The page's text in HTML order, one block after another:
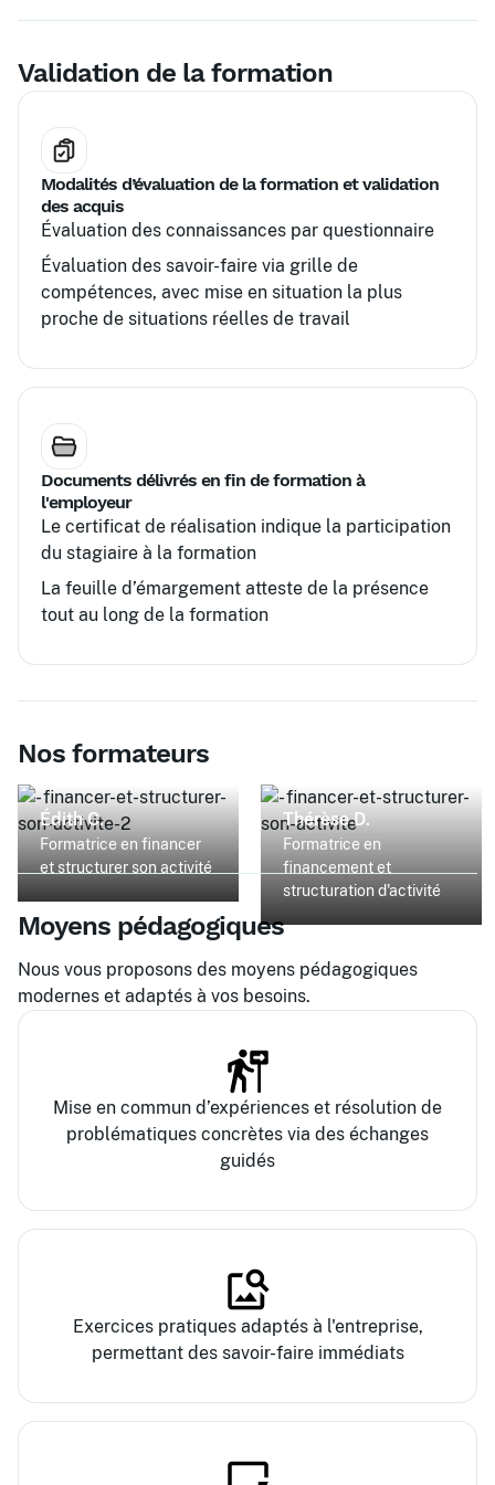
Validation de la formation
Modalités d’évaluation de la formation et validation
des acquis
Évaluation des connaissances par questionnaire
Évaluation des savoir-faire via grille de
compétences, avec mise en situation la plus
proche de situations réelles de travail
Documents délivrés en fin de formation à
l'employeur
Le certificat de réalisation indique la participation
du stagiaire à la formation
La feuille d’émargement atteste de la présence
tout au long de la formation
Nos formateurs
Édith C.
Formatrice en financer
et structurer son activité
Thérèse D.
Formatrice en
financement et
structuration d'activité
Moyens pédagogiques
Nous vous proposons des moyens pédagogiques
modernes et adaptés à vos besoins.
Mise en commun d’expériences et résolution de
problématiques concrètes via des échanges
guidés
Exercices pratiques adaptés à l'entreprise,
permettant des savoir-faire immédiats